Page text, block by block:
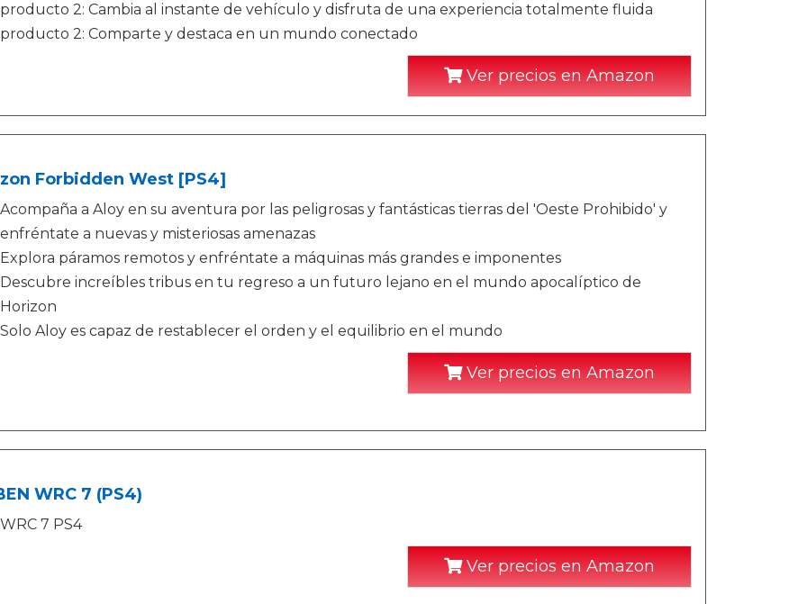
producto 2: Cambia al instante de vehículo y disfruta de una experiencia totalmente fluida
producto 2: Comparte y destaca en un mundo conectado
Ver precios en Amazon
Forbidden West [PS4]
Acompaña a Aloy en su aventura por las peligrosas y fantásticas tierras del 'Oeste Prohibido' y
enfréntate a nuevas y misteriosas amenazas
Explora páramos remotos y enfréntate a máquinas más grandes e imponentes
Descubre increíbles tribus en tu regreso a un futuro lejano en el mundo apocalíptico de
Horizon
Solo Aloy es capaz de restablecer el orden y el equilibrio en el mundo
Ver precios en Amazon
WRC 7 (PS4)
WRC 7 PS4
Ver precios en Amazon